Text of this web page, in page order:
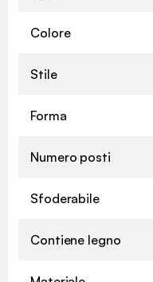
Colore
Stile
Forma
Numero posti
Sfoderabile
Contiene legno